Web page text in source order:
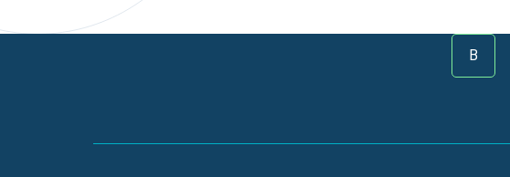
B